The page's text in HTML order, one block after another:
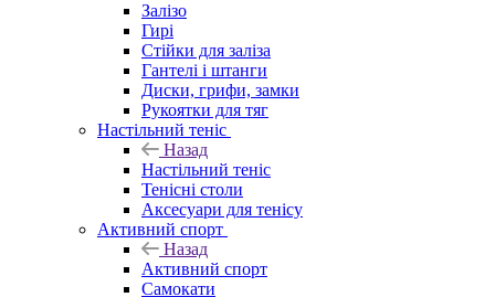
Залізо
Гирі
Стійки для заліза
Гантелі і штанги
Диски, грифи, замки
Рукоятки для тяг
Настільний теніс
Назад
Настільний теніс
Тенісні столи
Аксесуари для тенісу
Активний спорт
Назад
Активний спорт
Самокати